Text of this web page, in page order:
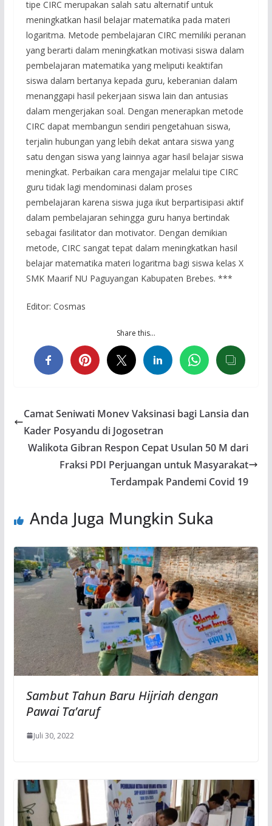
tipe CIRC merupakan salah satu alternatif untuk
meningkatkan hasil belajar matematika pada materi
logaritma. Metode pembelajaran CIRC memiliki peranan
yang berarti dalam meningkatkan motivasi siswa dalam
pembelajaran matematika yang meliputi keaktifan
siswa dalam bertanya kepada guru, keberanian dalam
menanggapi hasil pekerjaan siswa lain dan antusias
dalam mengerjakan soal. Dengan menerapkan metode
CIRC dapat membangun sendiri pengetahuan siswa,
terjalin hubungan yang lebih dekat antara siswa yang
satu dengan siswa yang lainnya agar hasil belajar siswa
meningkat. Perbaikan cara mengajar melalui tipe CIRC
guru tidak lagi mendominasi dalam proses
pembelajaran karena siswa juga ikut berpartisipasi aktif
dalam pembelajaran sehingga guru hanya bertindak
sebagai fasilitator dan motivator. Dengan demikian
metode, CIRC sangat tepat dalam meningkatkan hasil
belajar matematika materi logaritma bagi siswa kelas X
SMK Maarif NU Paguyangan Kabupaten Brebes. ***
Editor: Cosmas
Share this…
Camat Seniwati Monev Vaksinasi bagi Lansia dan
Kader Posyandu di Jogosetran
Walikota Gibran Respon Cepat Usulan 50 M dari
Fraksi PDI Perjuangan untuk Masyarakat
Terdampak Pandemi Covid 19
Anda Juga Mungkin Suka
Sambut Tahun Baru Hijriah dengan
Pawai Ta’aruf
Juli 30, 2022